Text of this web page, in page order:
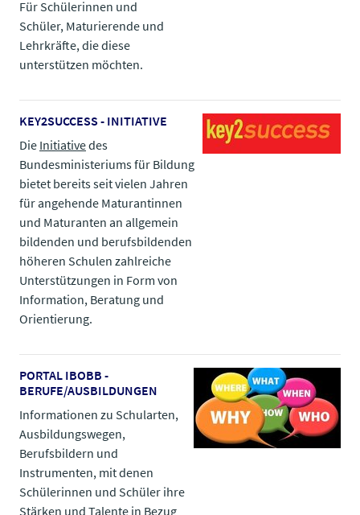
Für Schülerinnen und
Schüler, Maturierende und
Lehrkräfte, die diese
unterstützen möchten.
KEY2SUCCESS - INITIATIVE
Die Initiat​​​​​​​ive​​​​​​​​​​​​​​ des
Bundesministeriums für Bildung
bietet bereits seit vielen Jahren
für angehende Maturantinnen
und Maturanten an allgemein
bildenden und berufsbildenden
höheren Schulen zahlreiche
Unterstützungen in Form von
Information, Beratung und
Orientierung.
PORTAL IBOBB -
BERUFE/AUSBILDUNGEN
Informationen zu Schularten,
Ausbildungswegen,
Berufsbildern und
Instrumenten, mit denen
Schülerinnen und Schüler ihre
Stärken und Talente in Bezug